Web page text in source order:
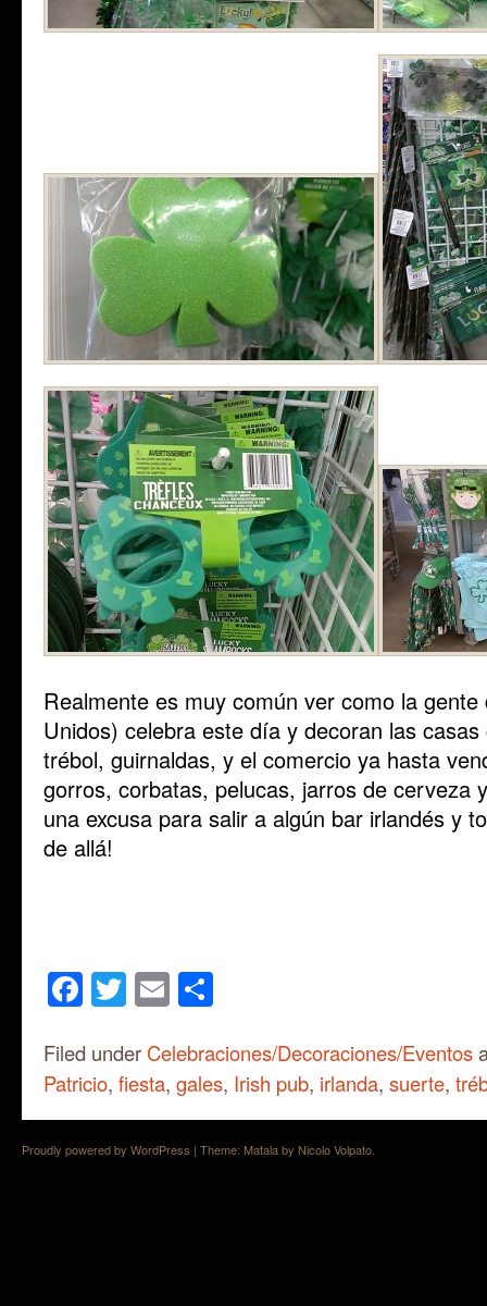
Realmente es muy común ver como la
Unidos) celebra este día y decoran las
trébol, guirnaldas, y el comercio ya hasta
gorros, corbatas, pelucas, jarros de cerveza
una excusa para salir a algún bar irlandés y
de allá!
Facebook
Twitter
Email
Filed under Celebraciones/Decoraciones/Eventos
Patricio, fiesta, gales, Irish pub, irlanda, suerte,
Proudly powered by WordPress | Theme: Matala by Nicolo Volpato